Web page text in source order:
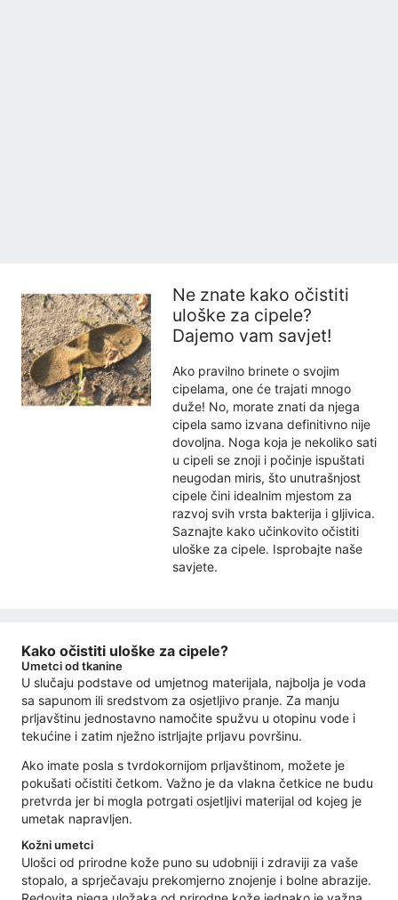
Ne znate kako očistiti
uloške za cipele?
Dajemo vam savjet!
Ako pravilno brinete o svojim
cipelama, one će trajati mnogo
duže! No, morate znati da njega
cipela samo izvana definitivno nije
dovoljna. Noga koja je nekoliko sati
u cipeli se znoji i počinje ispuštati
neugodan miris, što unutrašnjost
cipele čini idealnim mjestom za
razvoj svih vrsta bakterija i gljivica.
Saznajte kako učinkovito očistiti
uloške za cipele. Isprobajte naše
savjete.
Kako očistiti uloške za cipele?
Umetci od tkanine
U slučaju podstave od umjetnog materijala, najbolja je voda
sa sapunom ili sredstvom za osjetljivo pranje. Za manju
prljavštinu jednostavno namočite spužvu u otopinu vode i
tekućine i zatim nježno istrljajte prljavu površinu.
Ako imate posla s tvrdokornijom prljavštinom, možete je
pokušati očistiti četkom. Važno je da vlakna četkice ne budu
pretvrda jer bi mogla potrgati osjetljivi materijal od kojeg je
umetak napravljen.
Kožni umetci
Ulošci od prirodne kože puno su udobniji i zdraviji za vaše
stopalo, a sprječavaju prekomjerno znojenje i bolne abrazije.